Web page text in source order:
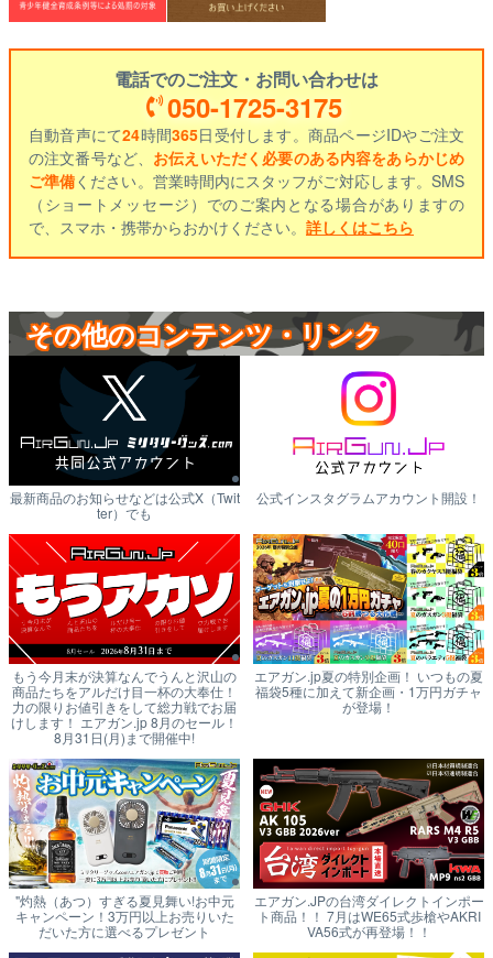
電話でのご注文・お問い合わせは
050-1725-3175
自動音声にて24時間365日受付します。商品ページIDやご注文
の注文番号など、 お伝えいただく必要のある内容をあらかじめ
ご準備ください。営業時間内にスタッフがご対応します。SMS
（ショートメッセージ）でのご案内となる場合がありますの
で、スマホ・携帯からおかけください。 詳しくはこちら
その他のコンテンツ・リンク
最新商品のお知らせなどは公式X（Twit
ter）でも
公式インスタグラムアカウント開設！
もう今月末が決算なんでうんと沢山の
商品たちをアルだけ目一杯の大奉仕！
力の限りお値引きをして総力戦でお届
けします！ エアガン.jp 8月のセール！
8月31日(月)まで開催中!
エアガン.jp夏の特別企画！ いつもの夏
福袋5種に加えて新企画・1万円ガチャ
が登場！
"灼熱（あつ）すぎる夏見舞い!お中元
キャンペーン！3万円以上お売りいた
だいた方に選べるプレゼント
エアガン.JPの台湾ダイレクトインポー
ト商品！！ 7月はWE65式歩槍やAKRI
VA56式が再登場！！